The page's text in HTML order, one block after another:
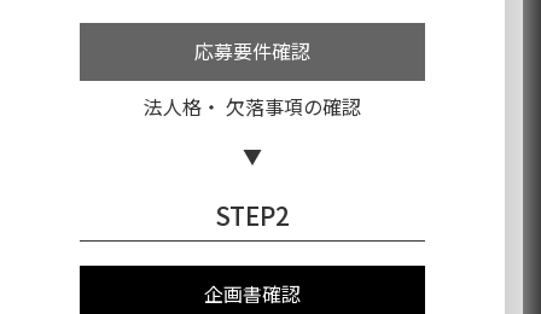
応募要件確認
法人格・ 欠落事項の確認
STEP2
企画書確認